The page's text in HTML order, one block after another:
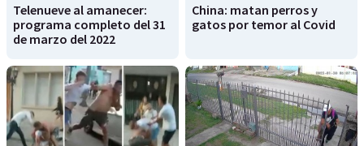
Telenueve al amanecer:
programa completo del 31
de marzo del 2022
China: matan perros y
gatos por temor al Covid